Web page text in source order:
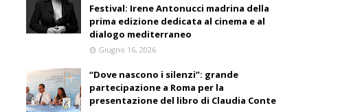
Festival: Irene Antonucci madrina della
prima edizione dedicata al cinema e al
dialogo mediterraneo
Giugno 16, 2026
“Dove nascono i silenzi”: grande
partecipazione a Roma per la
presentazione del libro di Claudia Conte